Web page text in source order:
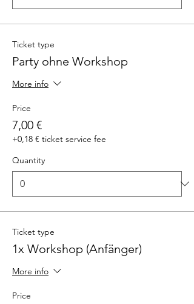
Ticket type
Party ohne Workshop
More info
Price
7,00 €
+0,18 € ticket service fee
Quantity
Ticket type
1x Workshop (Anfänger)
More info
Price